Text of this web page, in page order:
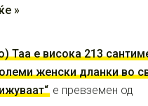
»
Таа е висока 213
женски дланки во
е превземен од